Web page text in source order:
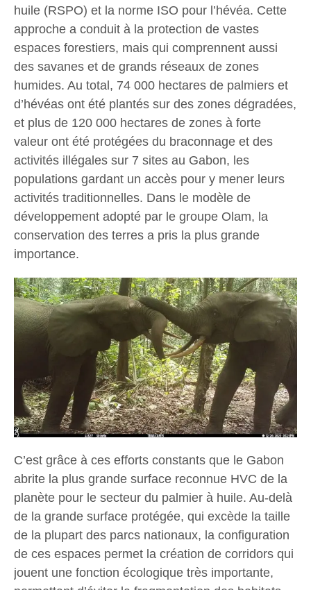
huile (RSPO) et la norme ISO pour l’hévéa. Cette
approche a conduit à la protection de vastes
espaces forestiers, mais qui comprennent aussi
des savanes et de grands réseaux de zones
humides. Au total, 74 000 hectares de palmiers et
d’hévéas ont été plantés sur des zones dégradées,
et plus de 120 000 hectares de zones à forte
valeur ont été protégées du braconnage et des
activités illégales sur 7 sites au Gabon, les
populations gardant un accès pour y mener leurs
activités traditionnelles. Dans le modèle de
développement adopté par le groupe Olam, la
conservation des terres a pris la plus grande
importance.
C’est grâce à ces efforts constants que le Gabon
abrite la plus grande surface reconnue HVC de la
planète pour le secteur du palmier à huile. Au-delà
de la grande surface protégée, qui excède la taille
de la plupart des parcs nationaux, la configuration
de ces espaces permet la création de corridors qui
jouent une fonction écologique très importante,